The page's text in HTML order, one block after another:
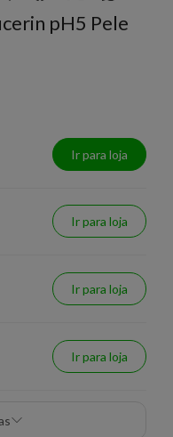
pH5 Pele
Ir para loja
Ir para loja
Ir para loja
Ir para loja
lojas